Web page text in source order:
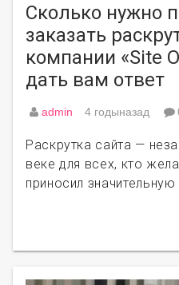
Сколько нужно
заказать
компании «Site
дать вам ответ
admin 4 годыназад
Раскрутка сайта —
веке для всех, кто
приносил значительную